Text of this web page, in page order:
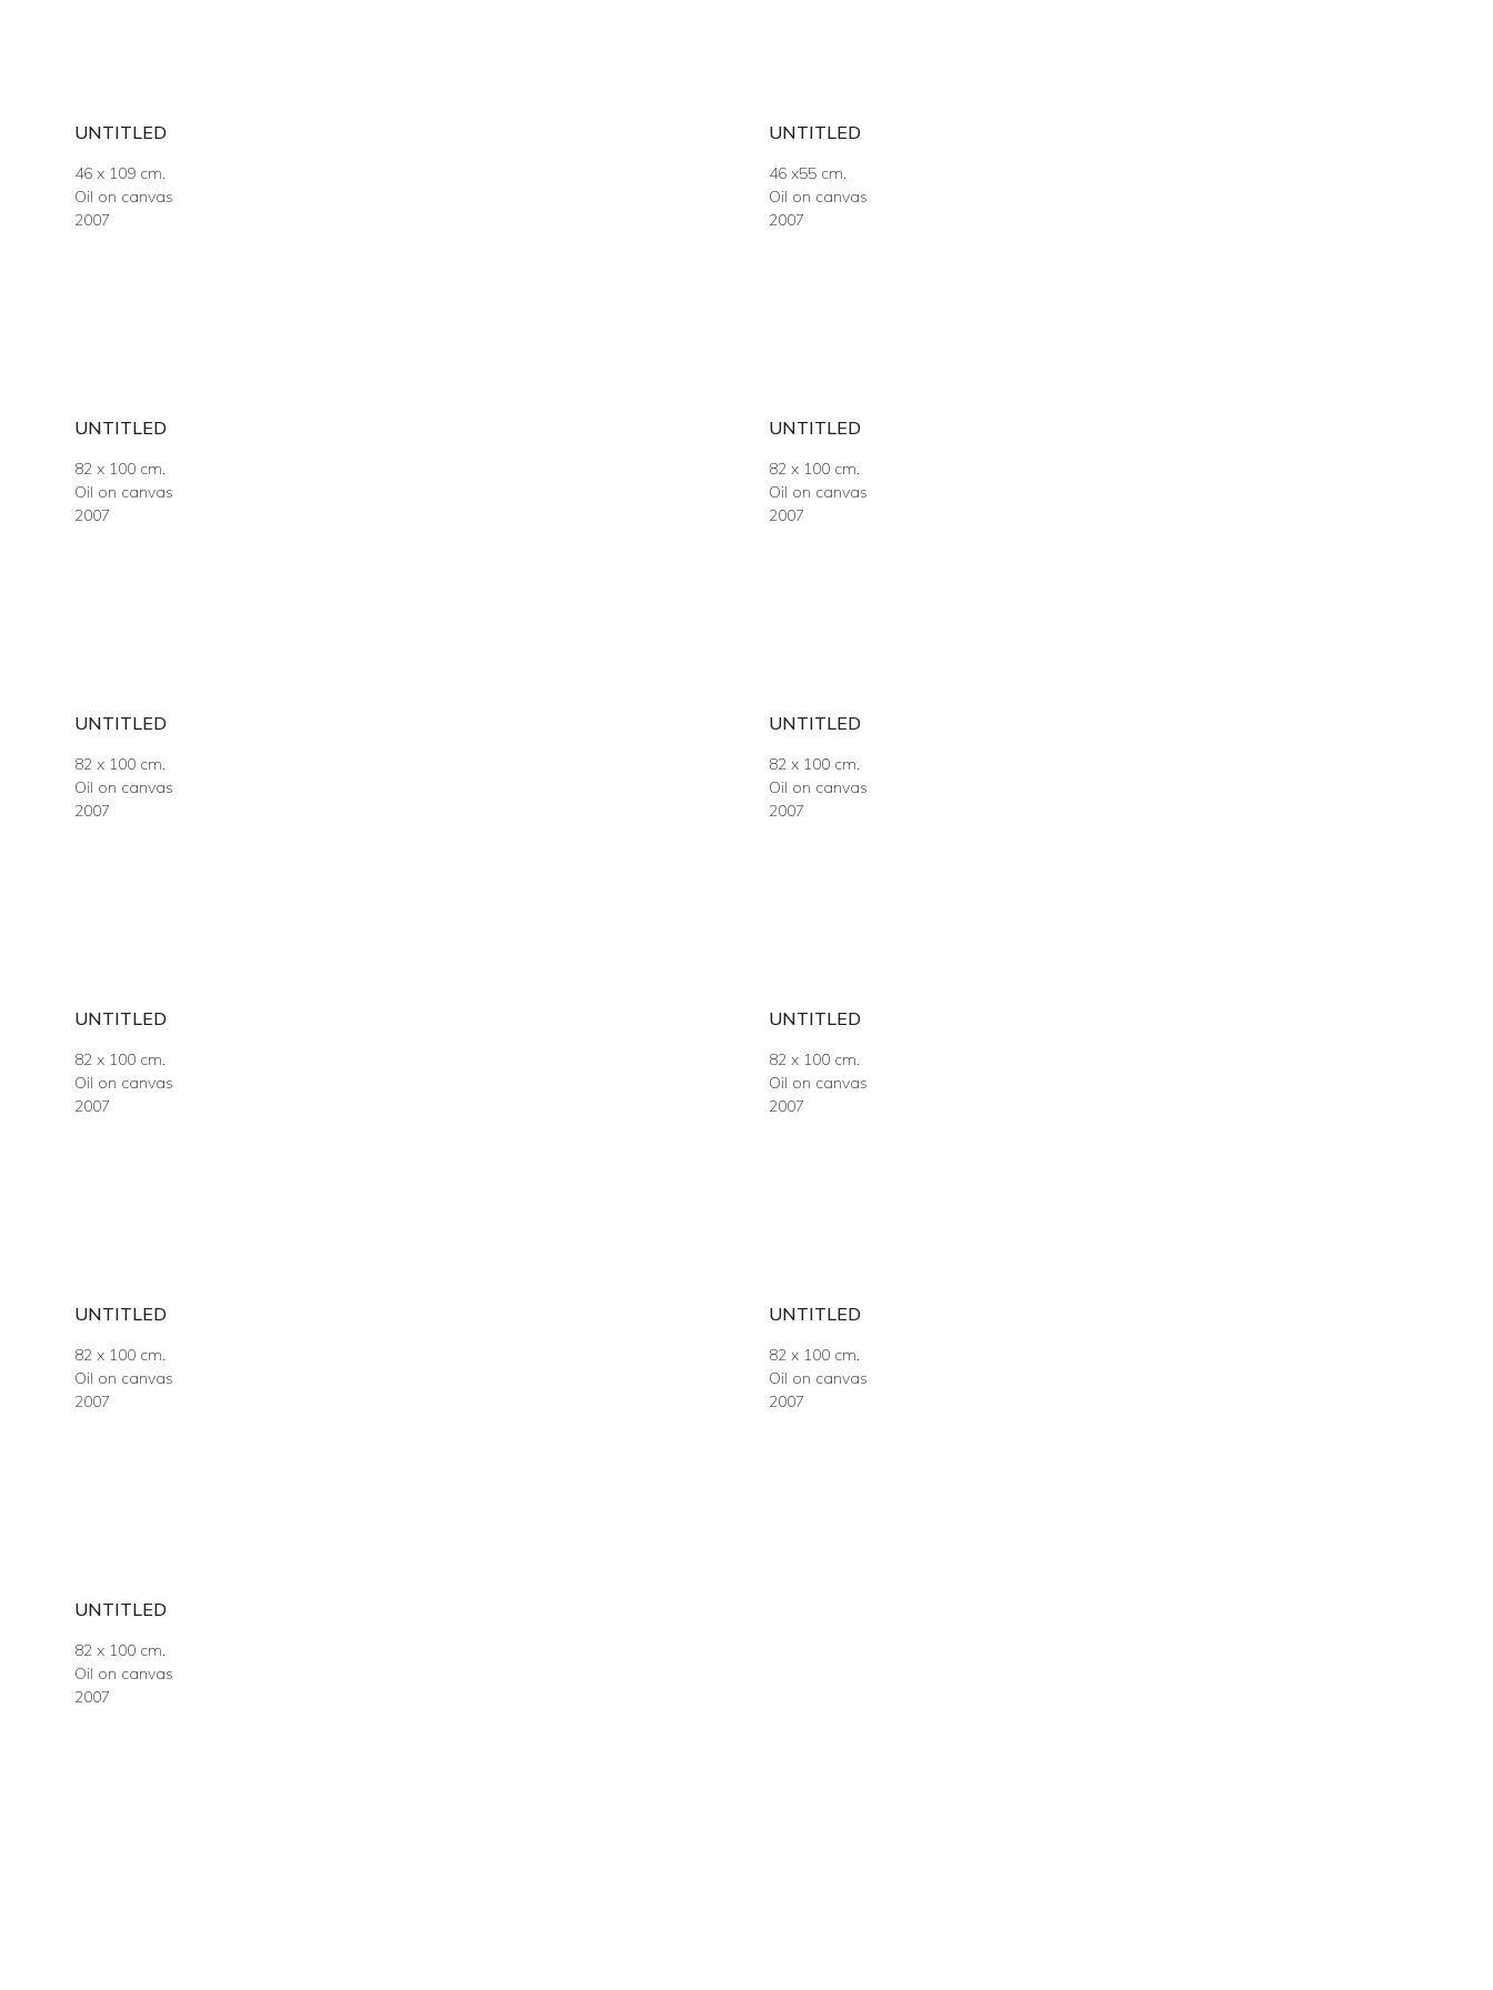
UNTITLED
46 x 109 cm.
Oil on canvas
2007
UNTITLED
46 x55 cm.
Oil on canvas
2007
UNTITLED
82 x 100 cm.
Oil on canvas
2007
UNTITLED
82 x 100 cm.
Oil on canvas
2007
UNTITLED
82 x 100 cm.
Oil on canvas
2007
UNTITLED
82 x 100 cm.
Oil on canvas
2007
UNTITLED
82 x 100 cm.
Oil on canvas
2007
UNTITLED
82 x 100 cm.
Oil on canvas
2007
UNTITLED
82 x 100 cm.
Oil on canvas
2007
UNTITLED
82 x 100 cm.
Oil on canvas
2007
UNTITLED
82 x 100 cm.
Oil on canvas
2007